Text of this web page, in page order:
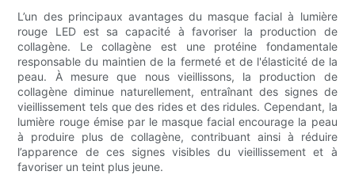
L’un des principaux avantages du masque facial à lumière
rouge LED est sa capacité à favoriser la production de
collagène. Le collagène est une protéine fondamentale
responsable du maintien de la fermeté et de l'élasticité de la
peau. À mesure que nous vieillissons, la production de
collagène diminue naturellement, entraînant des signes de
vieillissement tels que des rides et des ridules. Cependant, la
lumière rouge émise par le masque facial encourage la peau
à produire plus de collagène, contribuant ainsi à réduire
l’apparence de ces signes visibles du vieillissement et à
favoriser un teint plus jeune.